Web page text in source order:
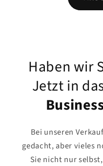
Haben wir
Jetzt in
Bei unseren
gedacht, aber vieles
Sie nicht nur